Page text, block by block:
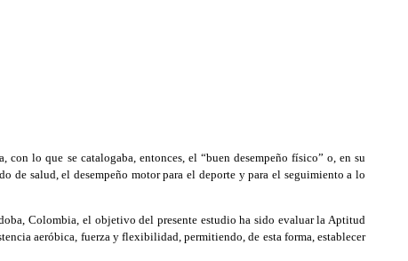
lo que se catalogaba, entonces, el “buen desempeño físico” o, en su
de salud, el desempeño motor para el deporte y para el seguimiento a lo
Colombia, el objetivo del presente estudio ha sido evaluar la Aptitud
aeróbica, fuerza y flexibilidad, permitiendo, de esta forma, establecer